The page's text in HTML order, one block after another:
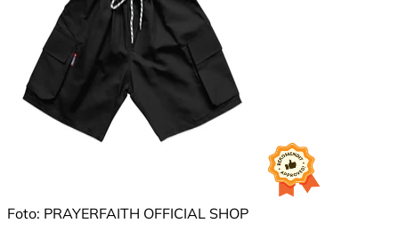
Foto: PRAYERFAITH OFFICIAL SHOP